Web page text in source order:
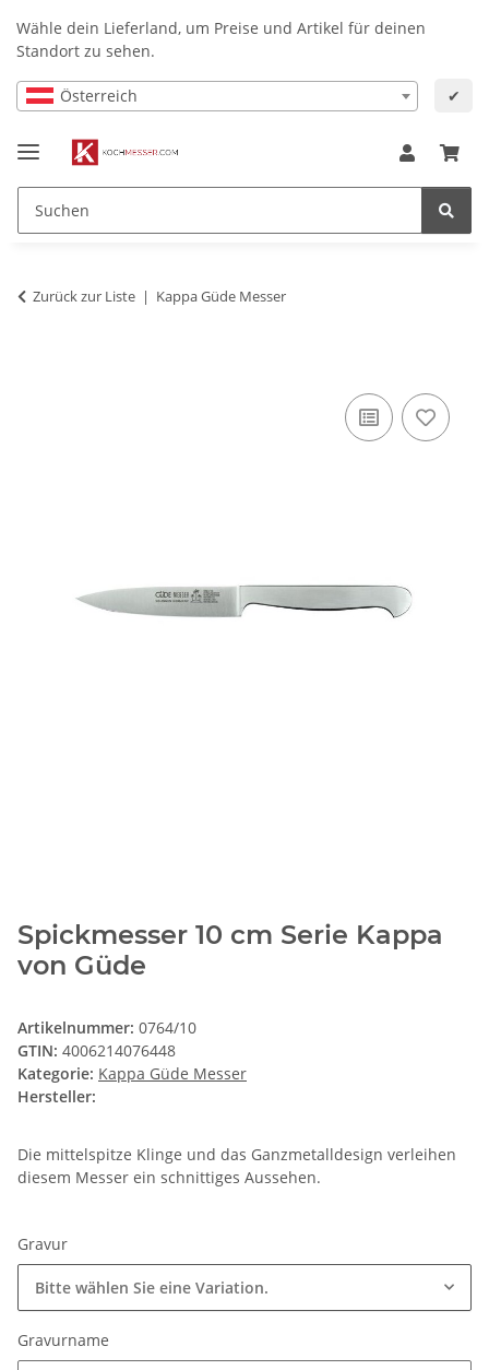
Wähle dein Lieferland, um Preise und Artikel für deinen
Standort zu sehen.
Österreich ✔
Zurück zur Liste Kappa Güde Messer
Spickmesser 10 cm Serie Kappa
von Güde
Artikelnummer: 0764/10
GTIN: 4006214076448
Kategorie: Kappa Güde Messer
Hersteller:
Die mittelspitze Klinge und das Ganzmetalldesign verleihen
diesem Messer ein schnittiges Aussehen.
Gravur
Bitte wählen Sie eine Variation.
Gravurname